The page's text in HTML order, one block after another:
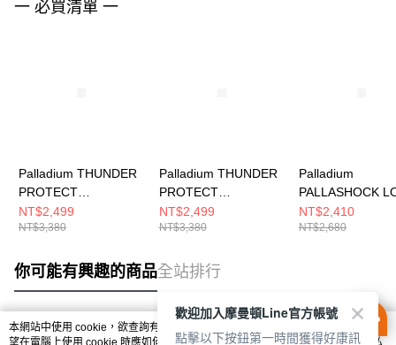
一 必買清單 一
Palladium THUNDER
PROTECT
WP+~NATURAL
GREY 男女 休閒鞋
NT$2,499
NT$3,380
Palladium THUNDER
PROTECT
WP+~WOODLIN 男女
休閒鞋 74395209
NT$2,499
NT$3,380
Palladium
PALLASHOCK
WP+~BLACK/
男女 休閒鞋
NT$2,410
NT$2,680
你可能有興趣的商品全站排行
熱門標籤
本網站中使用 cookie，欲查詢有關本網站使用 cookie 方式之詳情，及若您不希
望在電腦上使用 cookie 時應如何變更電腦的 cookie 設定，請參閱本網站「
隱私
歡迎加入摩曼頓Line官方帳號
點擊以下按鈕第一時間獲得好康訊